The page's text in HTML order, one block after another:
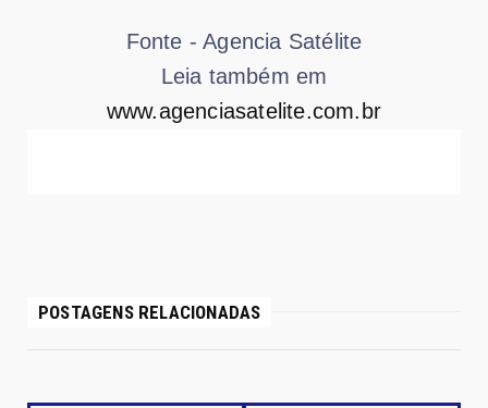
Fonte - Agencia Satélite
Leia também em
www.agenciasatelite.com.br
POSTAGENS RELACIONADAS